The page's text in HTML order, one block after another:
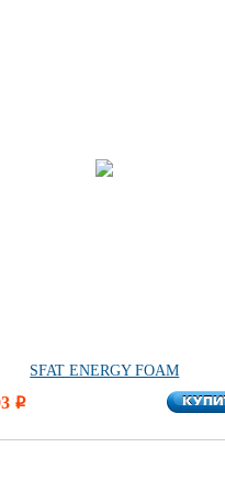
SFAT ENERGY FOAM
i